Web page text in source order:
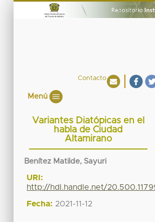
Contacto
Menú
Variantes Diatópicas en el
habla de Ciudad
Altamirano
Benítez Matilde, Sayuri
URI:
http://hdl.handle.net/
Fecha: 2021-11-12